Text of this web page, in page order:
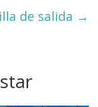
de salida →